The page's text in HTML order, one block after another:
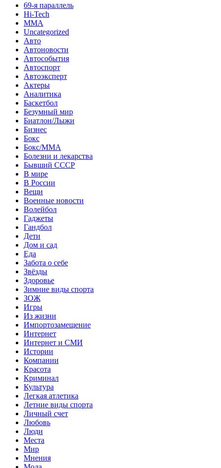
69-я параллель
Hi-Tech
MMA
Uncategorized
Авто
Автоновости
Автособытия
Автоспорт
Автоэксперт
Актеры
Аналитика
Баскетбол
Безумный мир
Биатлон/Лыжи
Бизнес
Бокс
Бокс/MMA
Болезни и лекарства
Бывший СССР
В мире
В России
Вещи
Военные новости
Волейбол
Гаджеты
Гандбол
Дети
Дом и сад
Еда
Забота о себе
Звёзды
Здоровье
Зимние виды спорта
ЗОЖ
Игры
Из жизни
Импортозамещение
Интернет
Интернет и СМИ
Истории
Компании
Красота
Криминал
Культура
Легкая атлетика
Летние виды спорта
Личный счет
Любовь
Люди
Места
Мир
Мнения